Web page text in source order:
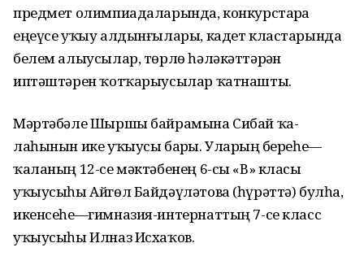
предмет олимпиадаларында, конкурстарҙа
еңеүсе уҡыу алдынғылары, кадет кластарында
белем алыусылар, төрлө һәләкәттәрҙән
иптәштәрен ҡотҡарыусылар ҡатнашты.
Мәртәбәле Шыршы байрамына Сибай ҡа-
лаһынын ике уҡыусы барҙы. Уларҙың береһе—
ҡаланың 12-се мәктәбенең 6-сы «В» класы
уҡыусыһы Айгөл Байдәүләтова (һүрәттә) булһа,
икенсеһе—гимназия-интернаттың 7-се класс
уҡыусыһы Илназ Исхаҡов.